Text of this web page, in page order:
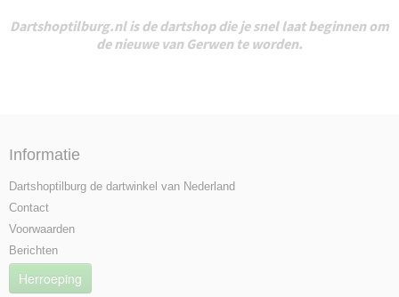
Dartshoptilburg.nl is de dartshop die je snel laat beginnen om
de nieuwe van Gerwen te worden.
Informatie
Dartshoptilburg de dartwinkel van Nederland
Contact
Voorwaarden
Berichten
Herroeping